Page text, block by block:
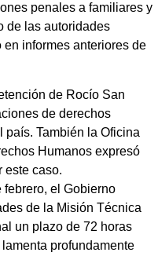
penales a familiares y
de las autoridades
informes anteriores de
de Rocío San
de derechos
país. También la Oficina
Humanos expresó
este caso.
febrero, el Gobierno
de la Misión Técnica
un plazo de 72 horas
profundamente